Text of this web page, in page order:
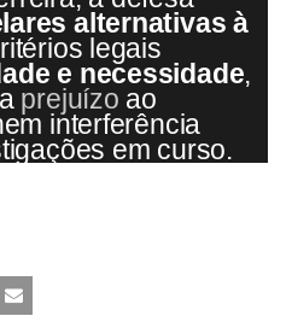
alternativas à
legais
e necessidade,
prejuízo ao
interferência
em curso.